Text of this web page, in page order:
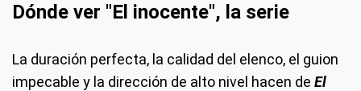
Dónde ver "El inocente", la serie
La duración perfecta, la calidad del elenco, el guion
impecable y la dirección de alto nivel hacen de El